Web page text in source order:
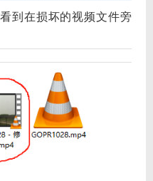
到在损坏的视频文件旁